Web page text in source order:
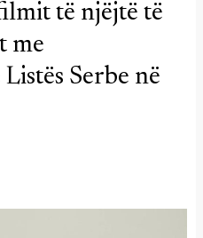
të njëjtë të
me
Serbe në